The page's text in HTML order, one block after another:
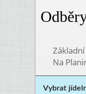
Na
Vybrat